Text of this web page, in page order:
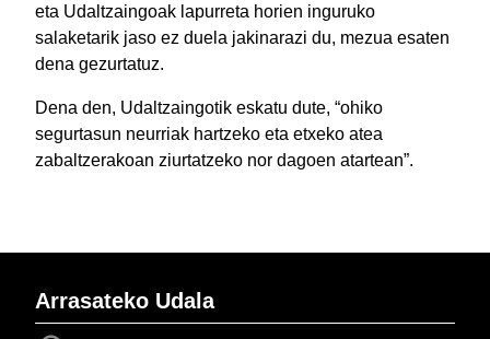
eta Udaltzaingoak lapurreta horien inguruko
salaketarik jaso ez duela jakinarazi du, mezua esaten
dena gezurtatuz.
Dena den, Udaltzaingotik eskatu dute, “ohiko
segurtasun neurriak hartzeko eta etxeko atea
zabaltzerakoan ziurtatzeko nor dagoen atartean”.
Arrasateko Udala